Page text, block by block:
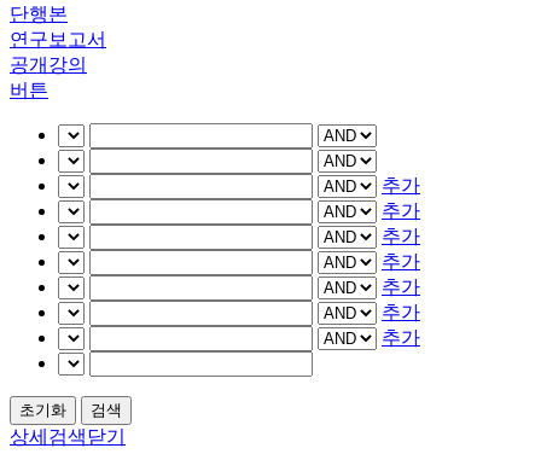
단행본
연구보고서
공개강의
버튼
추가
추가
추가
추가
추가
추가
추가
상세검색닫기